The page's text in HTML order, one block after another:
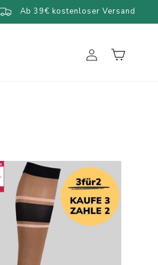
Ab 39€ kostenloser Versand
EinloggenWarenkorb